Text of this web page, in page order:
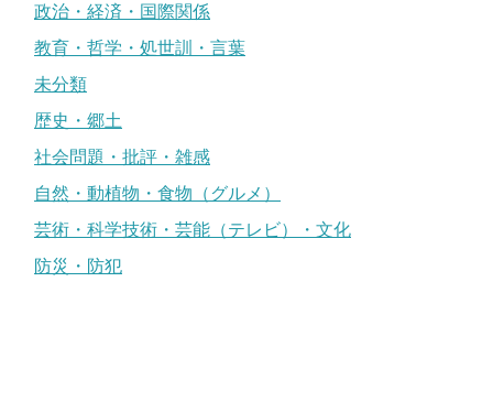
政治・経済・国際関係
教育・哲学・処世訓・言葉
未分類
歴史・郷土
社会問題・批評・雑感
自然・動植物・食物（グルメ）
芸術・科学技術・芸能（テレビ）・文化
防災・防犯